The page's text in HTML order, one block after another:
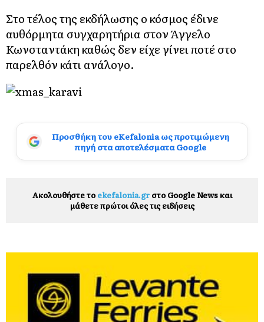
Στο τέλος της εκδήλωσης ο κόσμος έδινε
αυθόρμητα συγχαρητήρια στον Άγγελο
Κωνσταντάκη καθώς δεν είχε γίνει ποτέ στο
παρελθόν κάτι ανάλογο.
Προσθήκη του eKefalonia ως προτιμώμενη
πηγή στα αποτελέσματα Google
Ακολουθήστε το ekefalonia.grστο Google News και
μάθετε πρώτοι όλες τις ειδήσεις